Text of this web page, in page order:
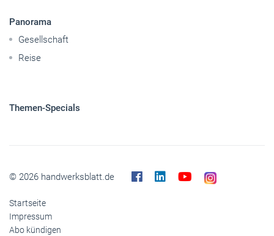
Panorama
Gesellschaft
Reise
Themen-Specials
© 2026 handwerksblatt.de
Startseite
Impressum
Abo kündigen